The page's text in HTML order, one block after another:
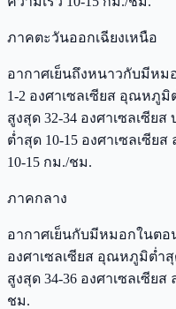
ภาคตะวันออกเฉียงเหนือ
อากาศเย็นถึงหนาวกับมีห
1-2 องศาเซลเซียส อุณหภู
สูงสุด 32-34 องศาเซลเซี
ต่ำสุด 10-15 องศาเซลเซีย
10-15 กม./ชม.
ภาคกลาง
อากาศเย็นกับมีหมอกในต
องศาเซลเซียส อุณหภูมิต่ำ
สูงสุด 34-36 องศาเซลเซีย
ชม.